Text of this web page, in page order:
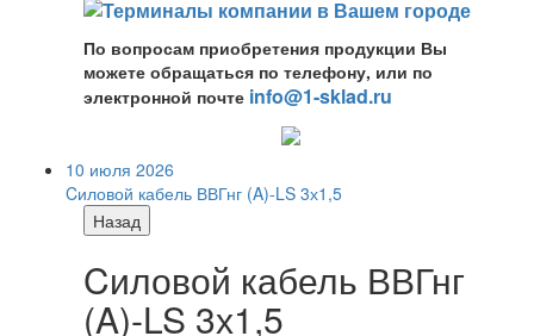
По вопросам приобретения продукции Вы
можете обращаться по телефону, или по
электронной почте info@1-sklad.ru
10 июля 2026
Cиловой кабель ВВГнг (A)-LS 3х1,5
Назад
Cиловой кабель ВВГнг
(A)-LS 3х1,5